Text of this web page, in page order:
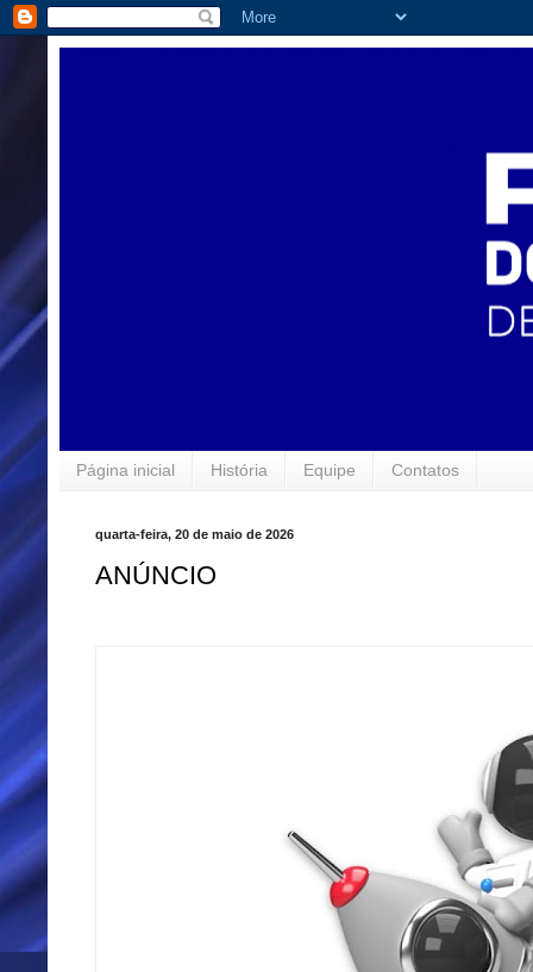
Página inicial História Equipe Contatos
quarta-feira, 20 de maio de 2026
ANÚNCIO